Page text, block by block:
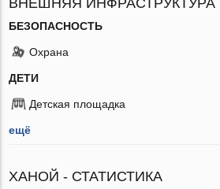
БЕЗОПАСНОСТЬ
Охрана
ДЕТИ
Детская площадка
ещё
ХАНОЙ - СТАТИСТИКА